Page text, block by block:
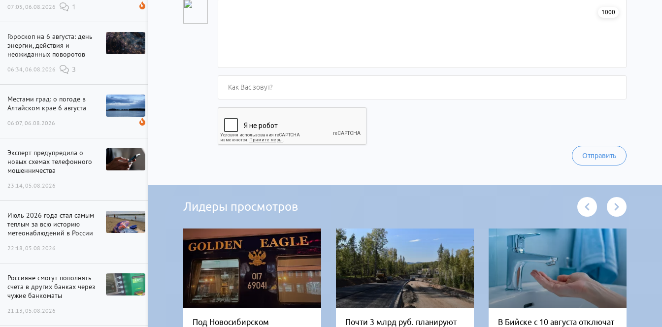
07:05, 06.08.2026 1
Гороскоп на 6 августа: день
энергии, действия и
неожиданных поворотов
06:34, 06.08.2026 3
Местами град: о погоде в
Алтайском крае 6 августа
06:07, 06.08.2026
Эксперт предупредила о
новых схемах телефонного
мошенничества
23:14, 05.08.2026
Июль 2026 года стал самым
теплым за всю историю
метеонаблюдений в России
22:18, 05.08.2026
Россияне смогут пополнять
счета в других банках через
чужие банкоматы
21:13, 05.08.2026
1000
Отправить
Лидеры просмотров
Под Новосибирском
Почти 3 млрд руб. планируют
В Бийске с 10 августа отключат